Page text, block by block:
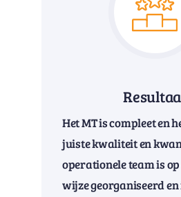
Het MT is compleet en
juiste kwaliteit en
operationele team is
wijze georganiseerd